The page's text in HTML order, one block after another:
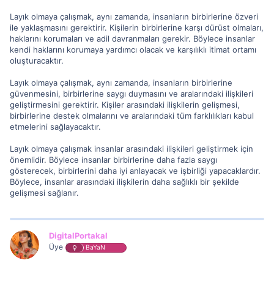
Layık olmaya çalışmak, aynı zamanda, insanların birbirlerine özveri
ile yaklaşmasını gerektirir. Kişilerin birbirlerine karşı dürüst olmaları,
haklarını korumaları ve adil davranmaları gerekir. Böylece insanlar
kendi haklarını korumaya yardımcı olacak ve karşılıklı itimat ortamı
oluşturacaktır.
Layık olmaya çalışmak, aynı zamanda, insanların birbirlerine
güvenmesini, birbirlerine saygı duymasını ve aralarındaki ilişkileri
geliştirmesini gerektirir. Kişiler arasındaki ilişkilerin gelişmesi,
birbirlerine destek olmalarını ve aralarındaki tüm farklılıkları kabul
etmelerini sağlayacaktır.
Layık olmaya çalışmak insanlar arasındaki ilişkileri geliştirmek için
önemlidir. Böylece insanlar birbirlerine daha fazla saygı
gösterecek, birbirlerini daha iyi anlayacak ve işbirliği yapacaklardır.
Böylece, insanlar arasındaki ilişkilerin daha sağlıklı bir şekilde
gelişmesi sağlanır.
DigitalPortakal
Üye BaYaN